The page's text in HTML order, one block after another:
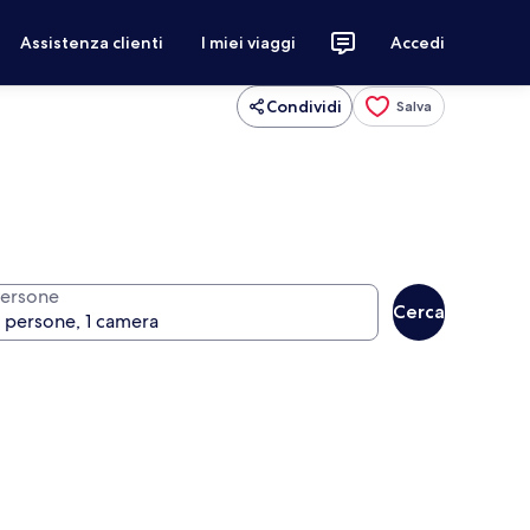
Assistenza clienti I miei viaggi Accedi
Condividi Salva
Cerca